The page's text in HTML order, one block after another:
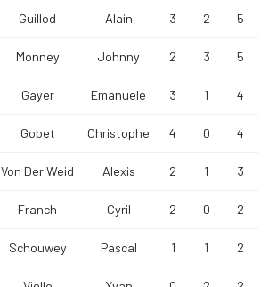
Guillod Alain 3 2 5
Monney Johnny 2 3 5
Gayer Emanuele 3 1 4
Gobet Christophe 4 0 4
Von Der Weid Alexis 2 1 3
Franch Cyril 2 0 2
Schouwey Pascal 1 1 2